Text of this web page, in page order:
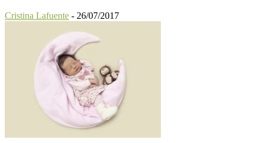
Cristina Lafuente - 26/07/2017